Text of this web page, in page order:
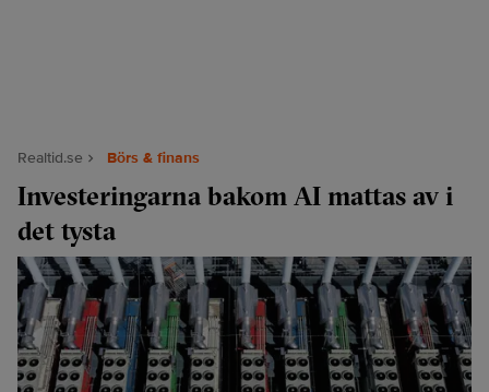
Realtid.se Börs & finans
Investeringarna bakom AI mattas av i
det tysta